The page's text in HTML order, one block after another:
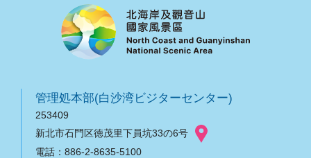
管理処本部(白沙湾ビジターセンター)
253409
新北市石門区徳茂里下員坑33の6号
電話：886-2-8635-5100